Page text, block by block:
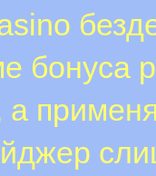
бонуса
а